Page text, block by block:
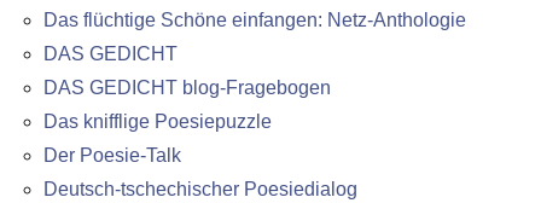
Das flüchtige Schöne einfangen: Netz-Anthologie
DAS GEDICHT
DAS GEDICHT blog-Fragebogen
Das knifflige Poesiepuzzle
Der Poesie-Talk
Deutsch-tschechischer Poesiedialog